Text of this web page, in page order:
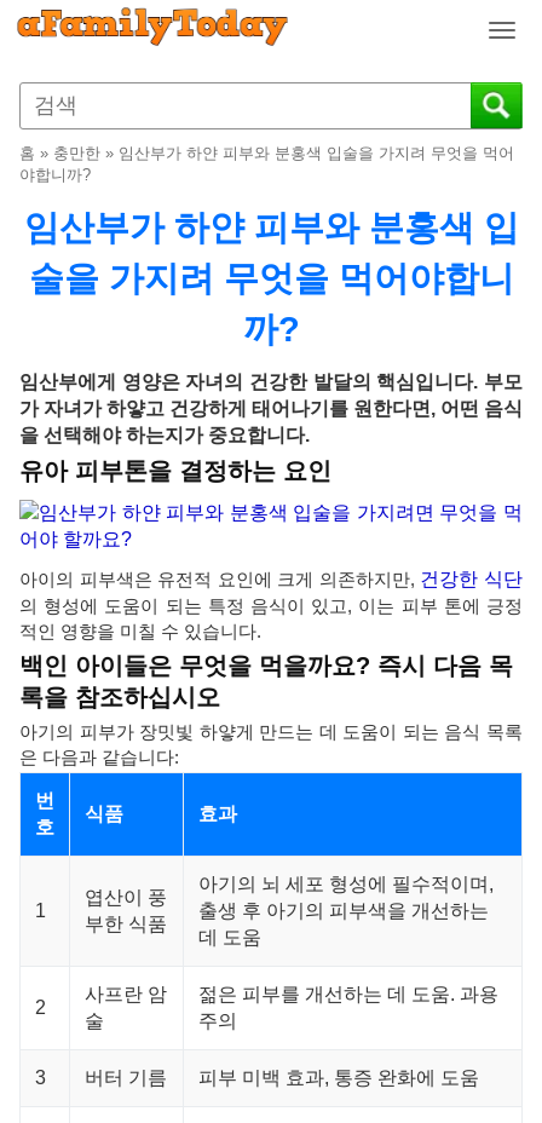
T
g
g
e
a
v
g
i
o
홈 » 충만한 » 임산부가 하얀 피부와 분홍색 입술을 가지려 무엇을 먹어
야합니까?
임산부가 하얀 피부와 분홍색 입
술을 가지려 무엇을 먹어야합니
까?
임산부에게 영양은 자녀의 건강한 발달의 핵심입니다. 부모
가 자녀가 하얗고 건강하게 태어나기를 원한다면, 어떤 음식
을 선택해야 하는지가 중요합니다.
유아 피부톤을 결정하는 요인
아이의 피부색은 유전적 요인에 크게 의존하지만, 건강한 식단
의 형성에 도움이 되는 특정 음식이 있고, 이는 피부 톤에 긍정
적인 영향을 미칠 수 있습니다.
백인 아이들은 무엇을 먹을까요? 즉시 다음 목
록을 참조하십시오
아기의 피부가 장밋빛 하얗게 만드는 데 도움이 되는 음식 목록
은 다음과 같습니다:
번
호
식품 효과
1
엽산이 풍
부한 식품
아기의 뇌 세포 형성에 필수적이며,
출생 후 아기의 피부색을 개선하는
데 도움
2
사프란 암
술
젊은 피부를 개선하는 데 도움. 과용
주의
3 버터 기름 피부 미백 효과, 통증 완화에 도움